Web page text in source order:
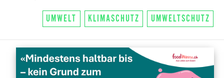
UMWELT KLIMASCHUTZ UMWELTSCHUTZ